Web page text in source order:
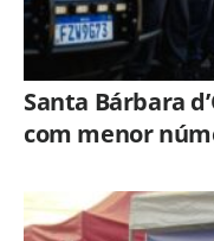
Santa Bárbara
com menor